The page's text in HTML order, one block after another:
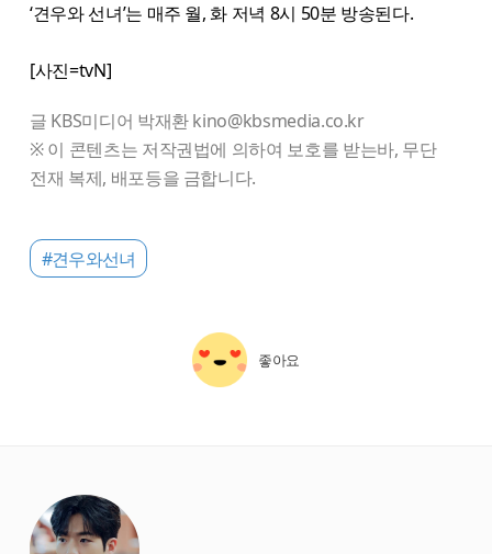
‘견우와 선녀’는 매주 월, 화 저녁 8시 50분 방송된다.
[사진=tvN]
글 KBS미디어 박재환 kino@kbsmedia.co.kr
※ 이 콘텐츠는 저작권법에 의하여 보호를 받는바, 무단
전재 복제, 배포등을 금합니다.
#견우와선녀
좋아요